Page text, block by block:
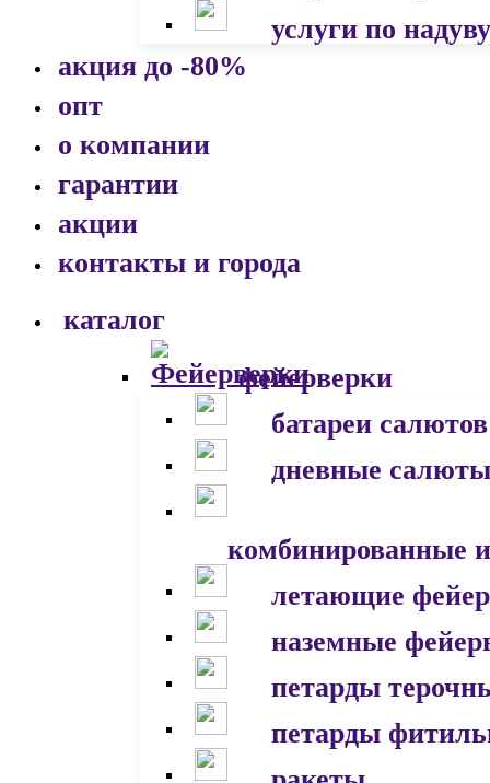
услуги по надуву
акция до -80%
опт
о компании
гарантии
акции
контакты и города
каталог
фейерверки
батареи салютов
дневные салюты
комбинированные
летающие
наземные
петарды
петарды